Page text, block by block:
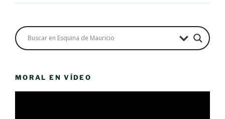
MORAL EN VÍDEO